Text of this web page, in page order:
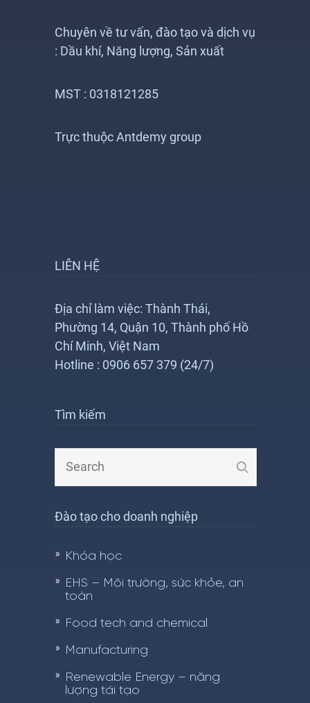
Chuyên về tư vấn, đào tạo và dịch vụ
: Dầu khí, Năng lượng, Sản xuất
MST : 0318121285
Trực thuộc Antdemy group
LIÊN HỆ
Địa chỉ làm việc: Thành Thái,
Phường 14, Quận 10, Thành phố Hồ
Chí Minh, Việt Nam
Hotline : 0906 657 379 (24/7)
Tìm kiếm
Đào tạo cho doanh nghiệp
Khóa học
EHS – Môi trường, sức khỏe, an
toàn
Food tech and chemical
Manufacturing
Renewable Energy – năng
lượng tái tạo